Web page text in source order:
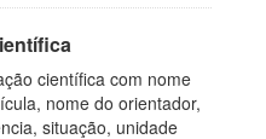
científica com nome
nome do orientador,
situação, unidade